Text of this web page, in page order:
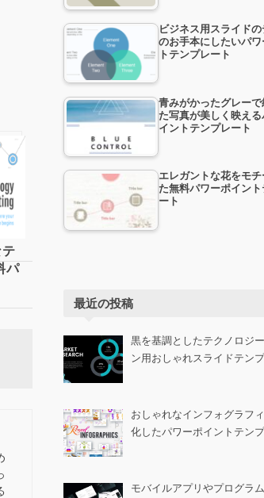
パ
ビジネス用スライド
のお手本にしたいパ
トテンプレート
青みがかったグレー
た写真が美しく映え
イントテンプレート
エレガントな花をモチ
た無料パワーポイント
ート
最近の投稿
黒を基調としたテクノロジ
ン用おしゃれスライドテン
おしゃれなインフォグラフ
化したパワーポイントテン
モバイルアプリやプログラ